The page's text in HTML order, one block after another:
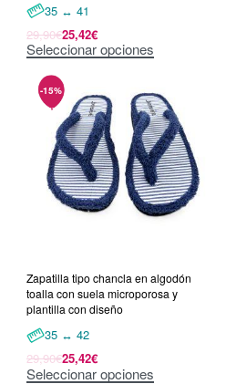
35 ↔ 41
29,90€25,42€
Seleccionar opciones
Zapatilla tipo chancla en algodón
toalla con suela microporosa y
plantilla con diseño
35 ↔ 42
29,90€25,42€
Seleccionar opciones